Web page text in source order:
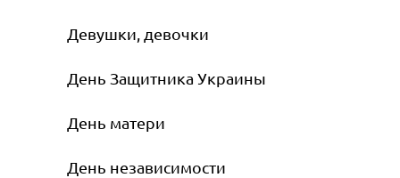
Девушки, девочки
День Защитника Украины
День матери
День независимости